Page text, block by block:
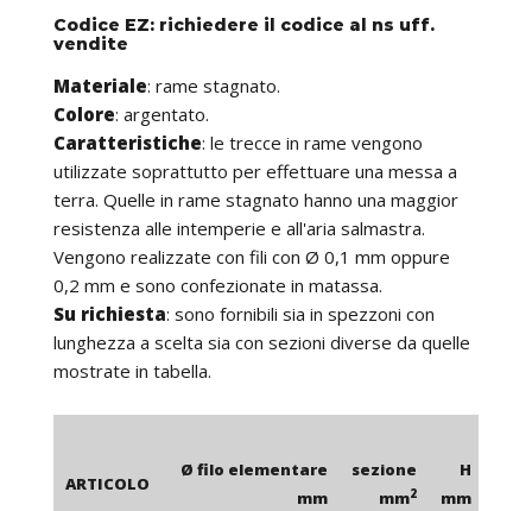
Codice EZ: richiedere il codice al ns uff.
vendite
Materiale: rame stagnato.
Colore: argentato.
Caratteristiche: le trecce in rame vengono
utilizzate soprattutto per effettuare una messa a
terra. Quelle in rame stagnato hanno una maggior
resistenza alle intemperie e all'aria salmastra.
Vengono realizzate con fili con Ø 0,1 mm oppure
0,2 mm e sono confezionate in matassa.
Su richiesta: sono fornibili sia in spezzoni con
lunghezza a scelta sia con sezioni diverse da quelle
mostrate in tabella.
ARTICOLO
Ø filo elementare
mm
sezione
mm2
H
mm